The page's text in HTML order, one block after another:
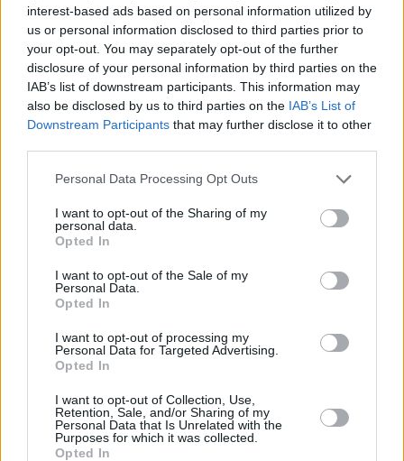
interest-based ads based on personal information utilized by
us or personal information disclosed to third parties prior to
your opt-out. You may separately opt-out of the further
disclosure of your personal information by third parties on the
IAB’s list of downstream participants. This information may
also be disclosed by us to third parties on the IAB’s List of
Downstream Participants that may further disclose it to other
Personal Data Processing Opt Outs
I want to opt-out of the Sharing of my
personal data.
Opted In
I want to opt-out of the Sale of my
Personal Data.
Opted In
I want to opt-out of processing my
Personal Data for Targeted Advertising.
Opted In
I want to opt-out of Collection, Use,
Retention, Sale, and/or Sharing of my
Personal Data that Is Unrelated with the
Purposes for which it was collected.
Opted In